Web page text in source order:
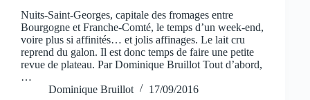
Nuits-Saint-Georges, capitale des fromages entre
Bourgogne et Franche-Comté, le temps d’un week-end,
voire plus si affinités… et jolis affinages. Le lait cru
reprend du galon. Il est donc temps de faire une petite
revue de plateau. Par Dominique Bruillot Tout d’abord,
…
Dominique Bruillot
17/09/2016